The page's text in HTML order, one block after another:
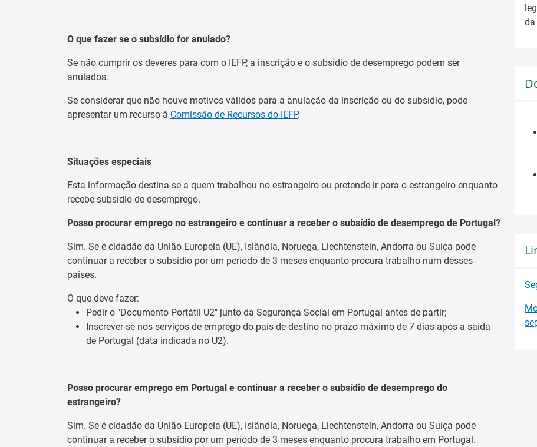
O que fazer se o subsídio for anulado?
Se não cumprir os deveres para com o IEFP, a inscrição e o subsídio de desemprego podem ser
anulados.
Se considerar que não houve motivos válidos para a anulação da inscrição ou do subsídio, pode
apresentar um recurso à Comissão de Recursos do IEFP.
Situações especiais
Esta informação destina-se a quem trabalhou no estrangeiro ou pretende ir para o estrangeiro enquanto
recebe subsídio de desemprego.
Posso procurar emprego no estrangeiro e continuar a receber o subsídio de desemprego de Portugal?
Sim. Se é cidadão da União Europeia (UE), Islândia, Noruega, Liechtenstein, Andorra ou Suíça pode
continuar a receber o subsídio por um período de 3 meses enquanto procura trabalho num desses
países.
O que deve fazer:
Pedir o "Documento Portátil U2" junto da Segurança Social em Portugal antes de partir;
Inscrever-se nos serviços de emprego do país de destino no prazo máximo de 7 dias após a saída
de Portugal (data indicada no U2).
Posso procurar emprego em Portugal e continuar a receber o subsídio de desemprego do
estrangeiro?
Sim. Se é cidadão da União Europeia (UE), Islândia, Noruega, Liechtenstein, Andorra ou Suíça pode
continuar a receber o subsídio por um período de 3 meses enquanto procura trabalho em Portugal.
da